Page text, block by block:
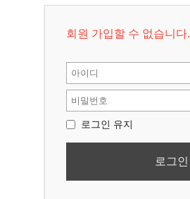
회원 가입할 수 없습니다.
로그인 유지
로그인